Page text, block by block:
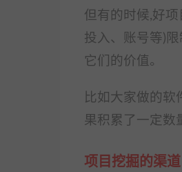
但有的时候,好
投入、账号等)
它们的价值。
比如大家做的软
果积累了一定数
项目挖掘的渠道